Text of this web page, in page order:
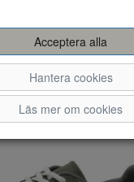
Acceptera alla
Hantera cookies
Läs mer om cookies